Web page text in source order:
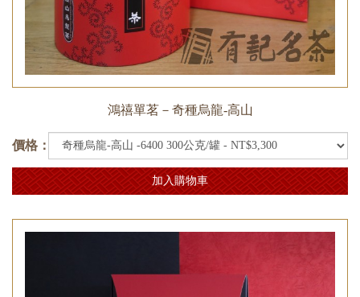
鴻禧單茗－奇種烏龍-高山
價格：
加入購物車